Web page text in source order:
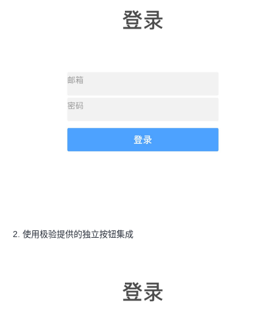
使用极验提供的独立按钮集成